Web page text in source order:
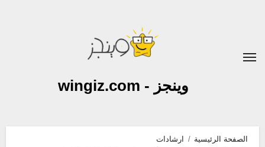
وينجز - wingiz.com
الصفحة الرئيسية
ارشادات